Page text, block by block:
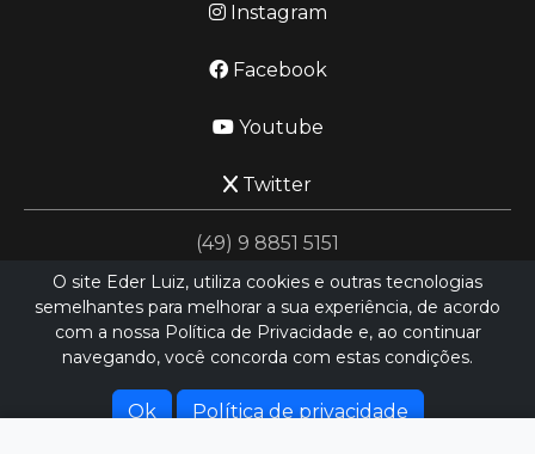
Instagram
Facebook
Youtube
Twitter
(49) 9 8851 5151
jornalismo@ederluiz.com.vc
Hospedado porHEXIO CLOUD
O site Eder Luiz, utiliza cookies e outras tecnologias
semelhantes para melhorar a sua experiência, de acordo
com a nossa Política de Privacidade e, ao continuar
navegando, você concorda com estas condições.
Ok Política de privacidade